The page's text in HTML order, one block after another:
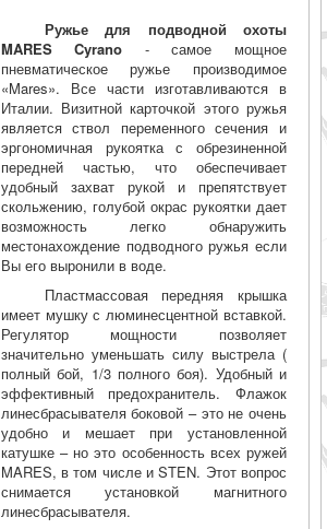
Ружье для подводной охоты
MARES Cyrano - самое мощное
пневматическое ружье производимое
«Mares». Все части изготавливаются в
Италии. Визитной карточкой этого ружья
является ствол переменного сечения и
эргономичная рукоятка с обрезиненной
передней частью, что обеспечивает
удобный захват рукой и препятствует
скольжению, голубой окрас рукоятки дает
возможность легко обнаружить
местонахождение подводного ружья если
Вы его выронили в воде.
Пластмассовая передняя крышка
имеет мушку с люминесцентной вставкой.
Регулятор мощности позволяет
значительно уменьшать силу выстрела (
полный бой, 1/3 полного боя). Удобный и
эффективный предохранитель. Флажок
линесбрасывателя боковой – это не очень
удобно и мешает при установленной
катушке – но это особенность всех ружей
MARES, в том числе и STEN. Этот вопрос
снимается установкой магнитного
линесбрасывателя.